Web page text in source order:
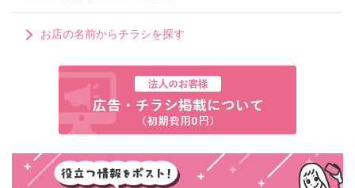
お店の名前からチラシを探す